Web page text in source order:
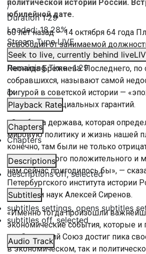
/
Duration1:29
Loaded:18.28%
Stream TypeLIVE
Seek to live, currently behind live
Remaining Time-1:29
1x
Playback Rate
Chapters
Chapters
Descriptions
descriptions off, selected
Subtitles
subtitles settings, opens subtitles
subtitles off, selected
Audio Track
политической истории России.
юбилейной дате.
60 лет назад — 14 октября 64 года
освободил от занимаемой
секретаря компартии Никиту
Леонида Брежнева. Последнего, по
собравшихся, называют самой
фигурой в советской истории —
еще эпохой социальных гарантий.
«Это была держава, которая
мировую политику и жизнь нашей
конечно, там были не только
там было много положительного и
нам сейчас пригодилось бы», —
Петербургского института истории
академии наук Алексей Сиренов.
«Именно тогда произошли
экономические события, которые и
что Советский Союз достиг пика
в экономическом, так и